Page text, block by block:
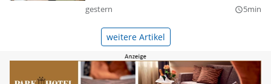
gestern query_builder5min
weitere Artikel